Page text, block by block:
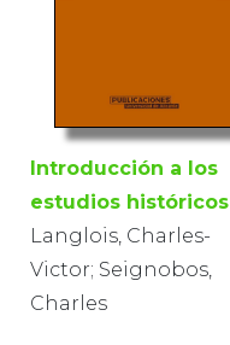
Introducción a los
estudios históricos
Langlois, Charles-
Victor; Seignobos,
Charles